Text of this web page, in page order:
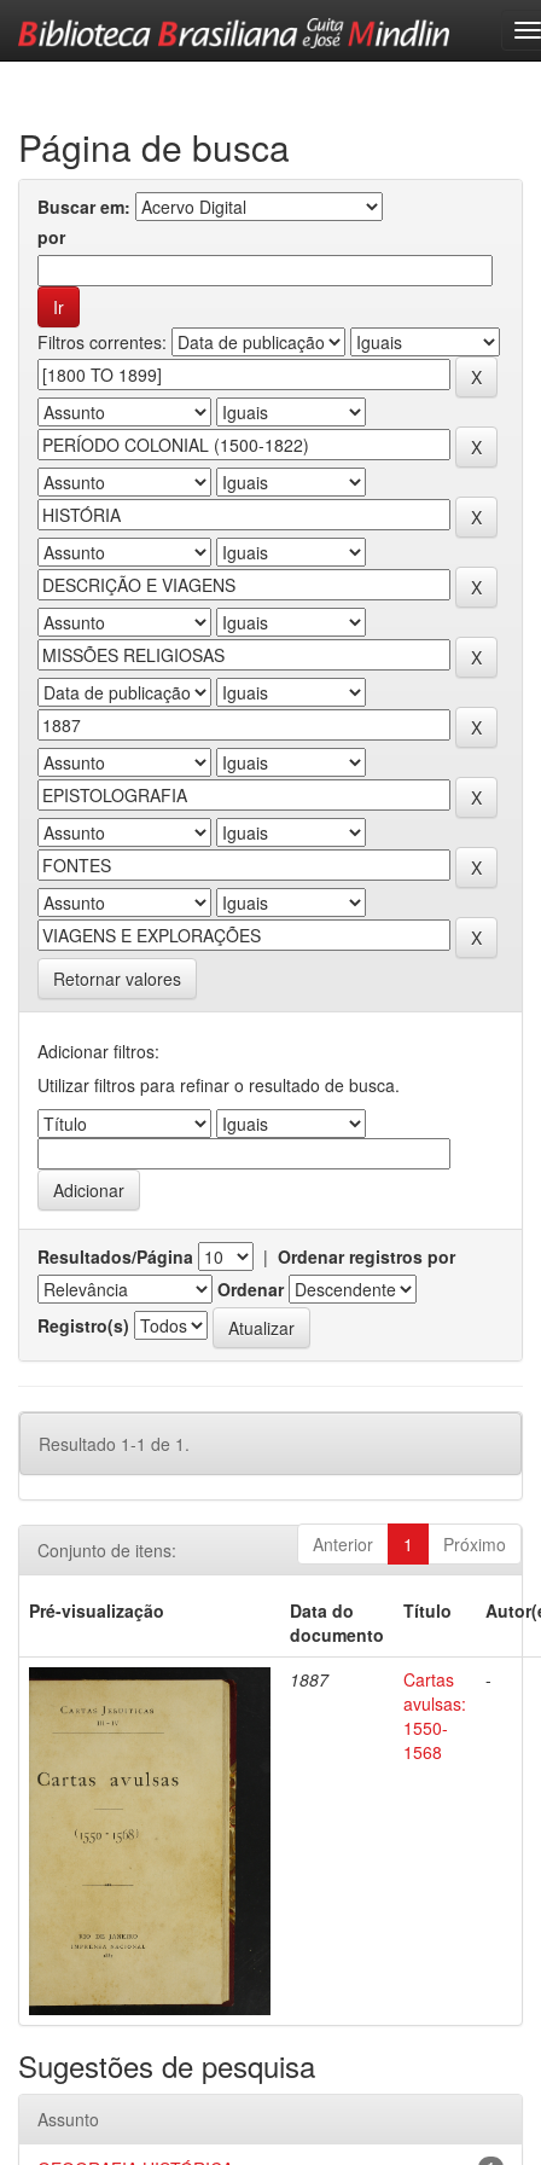
Página de busca
Buscar em:
por
Filtros correntes:
Retornar valores
Adicionar filtros:
Utilizar filtros para refinar o resultado de busca.
Resultados/Página | Ordenar registros por
Ordenar
Registro(s)
Resultado 1-1 de 1.
Anterior 1 Próximo
Conjunto de itens:
Pré-visualização
Data do
documento
Título
1887
Cartas
avulsas:
1550-
1568
-
Sugestões de pesquisa
Assunto